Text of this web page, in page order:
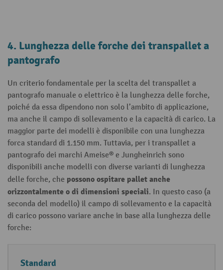
4. Lunghezza delle forche dei transpallet a
pantografo
Un criterio fondamentale per la scelta del transpallet a
pantografo manuale o elettrico è la lunghezza delle forche,
poiché da essa dipendono non solo l’ambito di applicazione,
ma anche il campo di sollevamento e la capacità di carico. La
maggior parte dei modelli è disponibile con una lunghezza
forca standard di 1.150 mm. Tuttavia, per i transpallet a
pantografo dei marchi Ameise® e Jungheinrich sono
disponibili anche modelli con diverse varianti di lunghezza
delle forche, che possono ospitare pallet anche
orizzontalmente o di dimensioni speciali. In questo caso (a
seconda del modello) il campo di sollevamento e la capacità
di carico possono variare anche in base alla lunghezza delle
forche:
M
Standard